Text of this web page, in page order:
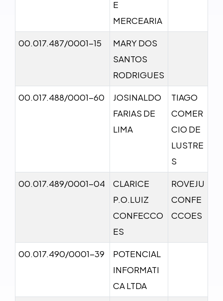
E
MERCEARIA
00.017.487/0001-15
MARY DOS
SANTOS
RODRIGUES
00.017.488/0001-60
JOSINALDO
FARIAS DE
LIMA
TIAGO
COMER
CIO DE
LUSTRE
S
00.017.489/0001-04
CLARICE
P.O.LUIZ
CONFECCO
ES
ROVEJU
CONFE
CCOES
00.017.490/0001-39
POTENCIAL
INFORMATI
CA LTDA